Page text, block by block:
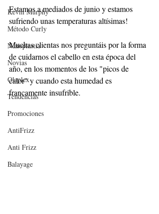
Kevin Murphy
Método Curly
Nanoplastia
Novias
Olaplex
Tendencias
Promociones
AntiFrizz
Anti Frizz
Balayage
Estamos a mediados de junio y estamos
sufriendo unas temperaturas altísimas!
Muchas clientas nos preguntáis por la forma
de cuidarnos el cabello en esta época del
año, en los momentos de los "picos de
calor" y cuando esta humedad es
francamente insufrible.